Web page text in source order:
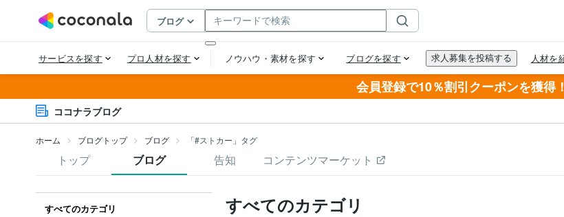
会員登録で10％割引クーポンを獲得！
ココナラブログ
ホーム ブログトップ ブログ 「#ストカー」タグ
トップ ブログ 告知 コンテンツマーケット
すべてのカテゴリ
すべてのカテゴリ